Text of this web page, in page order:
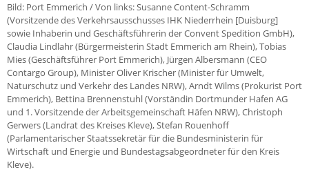
Bild: Port Emmerich / Von links: Susanne Content-Schramm
(Vorsitzende des Verkehrsausschusses IHK Niederrhein [Duisburg]
sowie Inhaberin und Geschäftsführerin der Convent Spedition GmbH),
Claudia Lindlahr (Bürgermeisterin Stadt Emmerich am Rhein), Tobias
Mies (Geschäftsführer Port Emmerich), Jürgen Albersmann (CEO
Contargo Group), Minister Oliver Krischer (Minister für Umwelt,
Naturschutz und Verkehr des Landes NRW), Arndt Wilms (Prokurist Port
Emmerich), Bettina Brennenstuhl (Vorständin Dortmunder Hafen AG
und 1. Vorsitzende der Arbeitsgemeinschaft Häfen NRW), Christoph
Gerwers (Landrat des Kreises Kleve), Stefan Rouenhoff
(Parlamentarischer Staatssekretär für die Bundesministerin für
Wirtschaft und Energie und Bundestagsabgeordneter für den Kreis
Kleve).